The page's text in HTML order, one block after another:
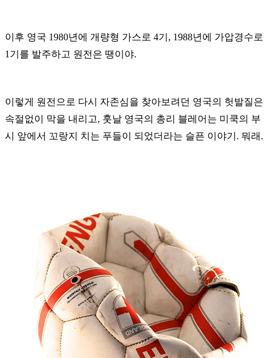
이후 영국 1980년에 개량형 가스로 4기 , 1988년에 가압경수로
1 기를 발주하고 원전은 땡이야.
이렇게 원전으로 다시 자존심을 찾아보려던 영국의 헛발질은
속절없이 막을 내리고, 훗날 영국의 총리 블레어는 미쿡의 부
시 앞에서 꼬랑지 치는 푸들이 되었더라는 슬픈 이야기 . 뭐래 .